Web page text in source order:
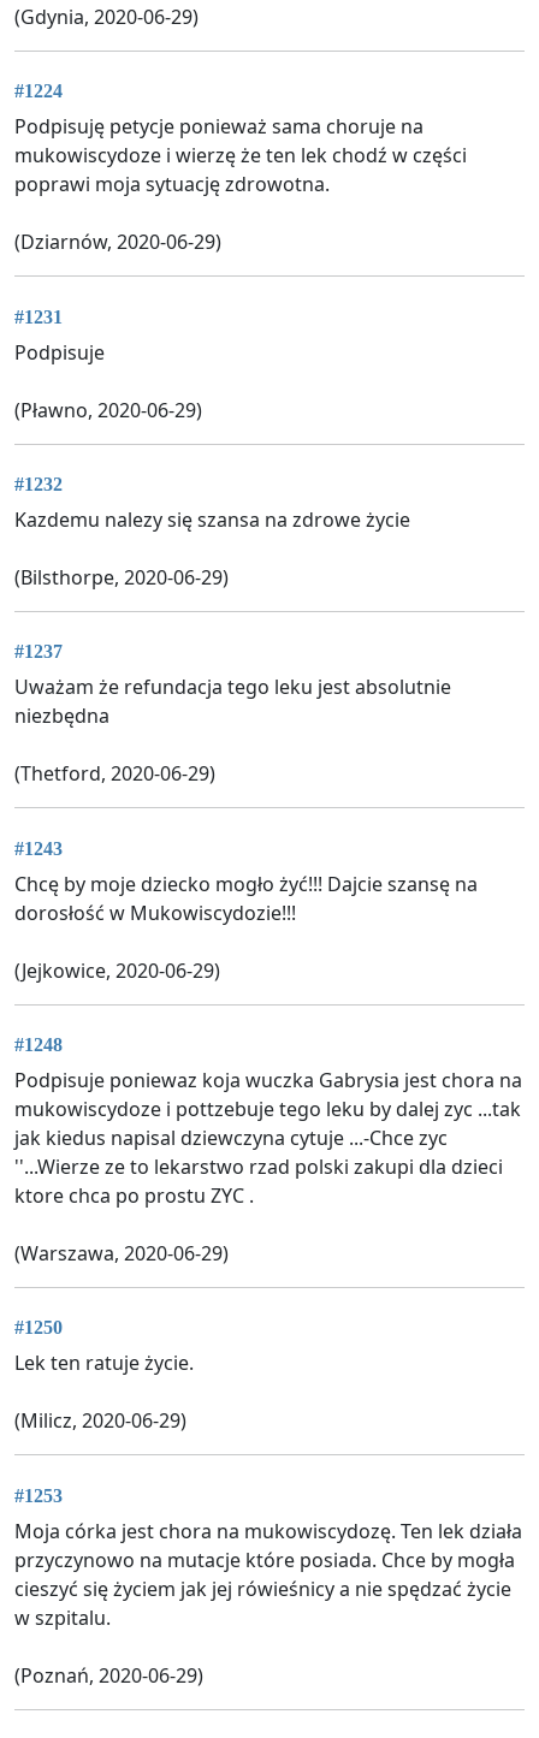
(Gdynia, 2020-06-29)
#1224
Podpisuję petycje ponieważ sama choruje na
mukowiscydoze i wierzę że ten lek chodź w części
poprawi moja sytuację zdrowotna.
(Dziarnów, 2020-06-29)
#1231
Podpisuje
(Pławno, 2020-06-29)
#1232
Kazdemu nalezy się szansa na zdrowe życie
(Bilsthorpe, 2020-06-29)
#1237
Uważam że refundacja tego leku jest absolutnie
niezbędna
(Thetford, 2020-06-29)
#1243
Chcę by moje dziecko mogło żyć!!! Dajcie szansę na
dorosłość w Mukowiscydozie!!!
(Jejkowice, 2020-06-29)
#1248
Podpisuje poniewaz koja wuczka Gabrysia jest chora na
mukowiscydoze i pottzebuje tego leku by dalej zyc ...tak
jak kiedus napisal dziewczyna cytuje ...-Chce zyc
''...Wierze ze to lekarstwo rzad polski zakupi dla dzieci
ktore chca po prostu ZYC .
(Warszawa, 2020-06-29)
#1250
Lek ten ratuje życie.
(Milicz, 2020-06-29)
#1253
Moja córka jest chora na mukowiscydozę. Ten lek działa
przyczynowo na mutacje które posiada. Chce by mogła
cieszyć się życiem jak jej rówieśnicy a nie spędzać życie
w szpitalu.
(Poznań, 2020-06-29)